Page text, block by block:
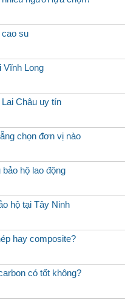
cao su
Vĩnh Long
Châu uy tín
chọn đơn vị nào
hộ lao động
hộ tại Tây Ninh
hay composite?
có tốt không?